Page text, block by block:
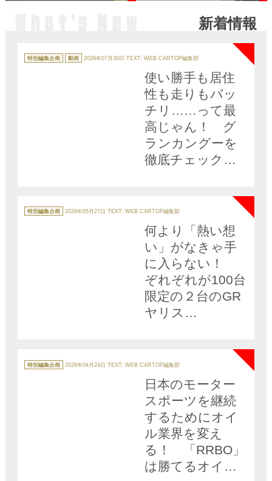
新着情報
テ
ゴ
特別編集企画 動画 2026年07月30日 TEXT: WEB CARTOP編集部
NEW
使い勝手も居住
性も走りもバッ
チリ……って最
高じゃん！ グ
ランカングーを
徹底チェックし
珠×石田貴臣【動
画】
カ
テ
ゴ
特別編集企画 2026年05月27日 TEXT: WEB CARTOP編集部
何より「熱い想
い」がなきゃ手
に入らない！
ぞれぞれが100台
限定の２台のGR
ヤリス
ン・オジエ 9x ワ
ールドチャンピ
オンエディショ
ン」が堂々登場
テ
ゴ
特別編集企画 2026年04月24日 TEXT: WEB CARTOP編集部
日本のモーター
スポーツを継続
するためにオイ
ル業界を変え
る！ 「RRBO」
は勝てるオイル